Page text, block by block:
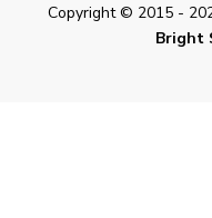
Copyright © 2015 -
Bright